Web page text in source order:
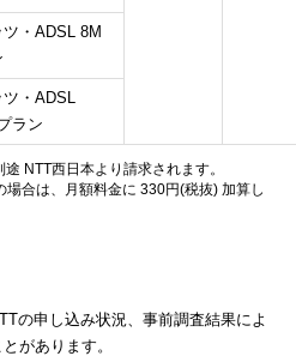
ツ・ADSL 8M
ツ・ADSL
ラン
NTT西日本より請求されます。
場合は、月額料金に 330円(税抜) 加算し
の申し込み状況、事前調査結果によ
があります。